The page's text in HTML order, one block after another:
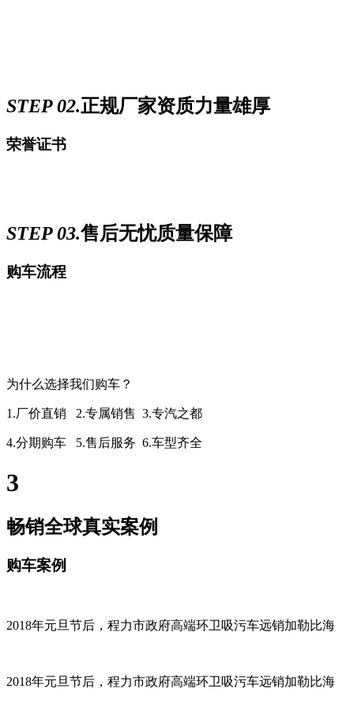
STEP 02.正规厂家资质力量雄厚
荣誉证书
STEP 03.售后无忧质量保障
购车流程
为什么选择我们购车？
1.厂价直销 2.专属销售 3.专汽之都
4.分期购车 5.售后服务 6.车型齐全
3
畅销全球真实案例
购车案例
2018年元旦节后，程力市政府高端环卫吸污车远销加勒比海
2018年元旦节后，程力市政府高端环卫吸污车远销加勒比海